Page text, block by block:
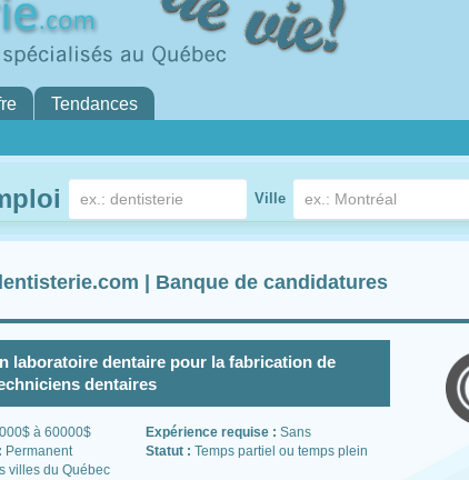
Tendances
Ville
| Banque de candidatures
laboratoire dentaire pour la fabrication de
dentaires
à 60000$
Permanent
villes du Québec
Expérience requise : Sans
Statut : Temps partiel ou temps plein